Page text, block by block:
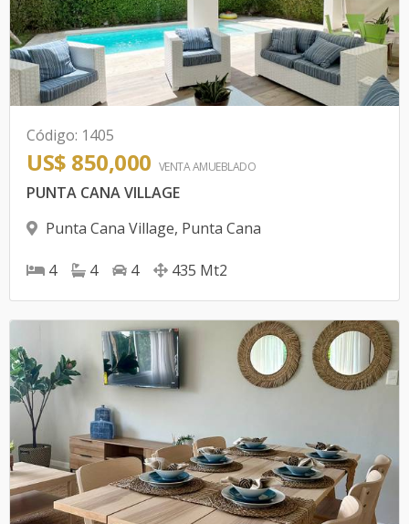
Código: 1405
US$ 850,000 VENTA AMUEBLADO
PUNTA CANA VILLAGE
Punta Cana Village, Punta Cana
4 4 4 435 Mt2